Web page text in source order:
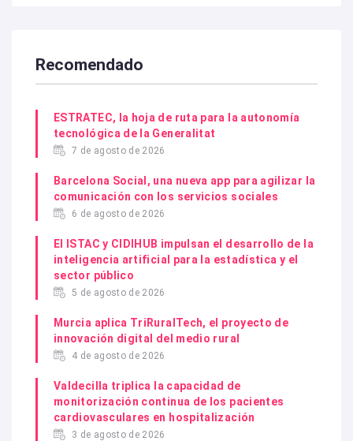
Recomendado
ESTRATEC, la hoja de ruta para la autonomía
tecnológica de la Generalitat
7 de agosto de 2026
Barcelona Social, una nueva app para agilizar la
comunicación con los servicios sociales
6 de agosto de 2026
El ISTAC y CIDIHUB impulsan el desarrollo de la
inteligencia artificial para la estadística y el
sector público
5 de agosto de 2026
Murcia aplica TriRuralTech, el proyecto de
innovación digital del medio rural
4 de agosto de 2026
Valdecilla triplica la capacidad de
monitorización continua de los pacientes
cardiovasculares en hospitalización
3 de agosto de 2026